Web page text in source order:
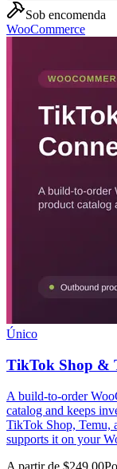
Sob encomenda
WooCommerce
Único
TikTok Shop &
A build-to-order
catalog and keeps
TikTok Shop, Temu,
supports it on your
A partir de $249.00